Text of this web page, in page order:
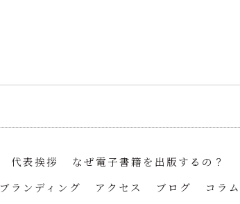
代表挨拶 なぜ電子書籍を出版するの？
ブランディング アクセス ブログ コラム